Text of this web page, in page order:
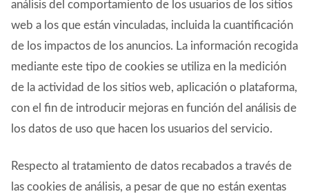
análisis del comportamiento de los usuarios de los sitios
web a los que están vinculadas, incluida la cuantificación
de los impactos de los anuncios. La información recogida
mediante este tipo de cookies se utiliza en la medición
de la actividad de los sitios web, aplicación o plataforma,
con el fin de introducir mejoras en función del análisis de
los datos de uso que hacen los usuarios del servicio.
Respecto al tratamiento de datos recabados a través de
las cookies de análisis, a pesar de que no están exentas